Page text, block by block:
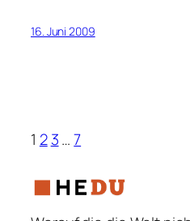
16. Juni 2009
1 2 3… 7